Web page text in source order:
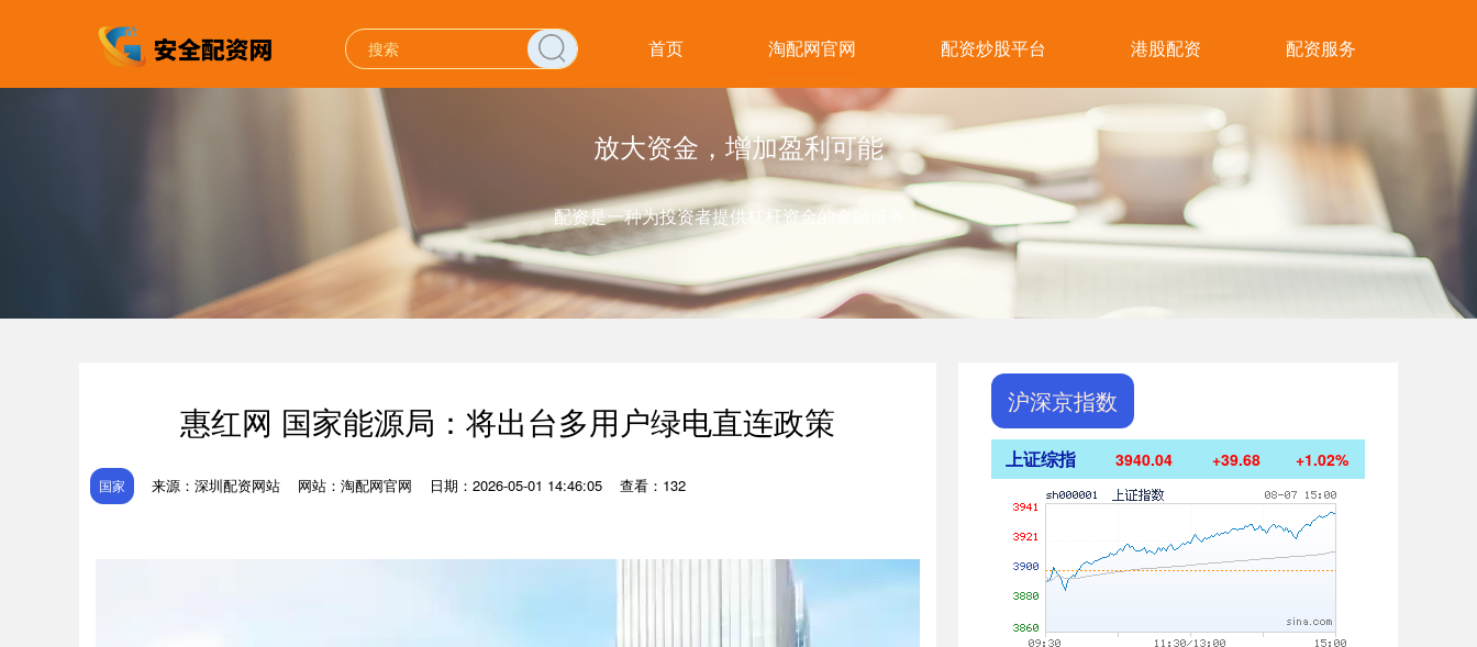
首页 淘配网官网 配资炒股平台 港股配资 配资服务
放大资金，增加盈利可能
配资是一种为投资者提供杠杆资金的金融服务！
惠红网 国家能源局：将出台多用户绿电直连政策
国家 来源：深圳配资网站 网站：淘配网官网 日期：2026-05-01 14:46:05 查看：132
沪深京指数
上证综指 3940.04 +39.68 +1.02%